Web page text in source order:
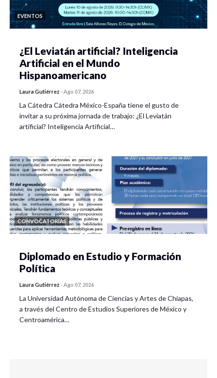
EVENTOS
¿El Leviatán artificial? Inteligencia
Artificial en el Mundo
Hispanoamericano
Laura Gutiérrez -Ago 07, 2026
La Cátedra Cátedra México-España tiene el gusto de
invitar a su próxima jornada de trabajo: ¿El Leviatán
artificial? Inteligencia Artificial…
CONVOCATORIAS
Diplomado en Estudio y Formación
Política
Laura Gutiérrez -Ago 07, 2026
La Universidad Autónoma de Ciencias y Artes de Chiapas,
a través del Centro de Estudios Superiores de México y
Centroamérica…